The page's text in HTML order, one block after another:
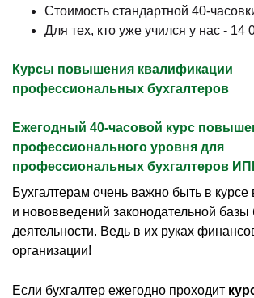
Стоимость стандартной 40-
Для тех, кто уже учился у нас - 14
Курсы повышения квалификации
профессиональных бухгалтеров
Ежегодный 40-часовой курс
профессионального уровня для
профессиональных бухгалтеров
Бухгалтерам очень важно быть в курсе
и нововведений законодательной базы
деятельности. Ведь в их руках
организации!
Если бухгалтер ежегодно проходит